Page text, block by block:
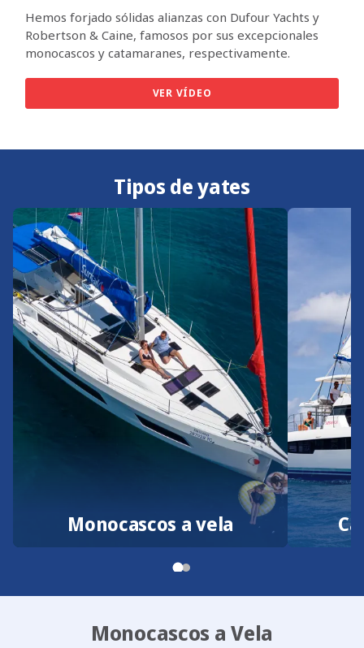
Hemos forjado sólidas alianzas con Dufour Yachts y
Robertson & Caine, famosos por sus excepcionales
monocascos y catamaranes, respectivamente.
VER VÍDEO
Tipos de yates
Monocascos a vela
Monocascos a Vela